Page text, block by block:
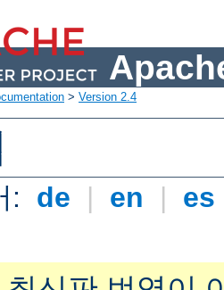
> Version 2.4
: de | en | es